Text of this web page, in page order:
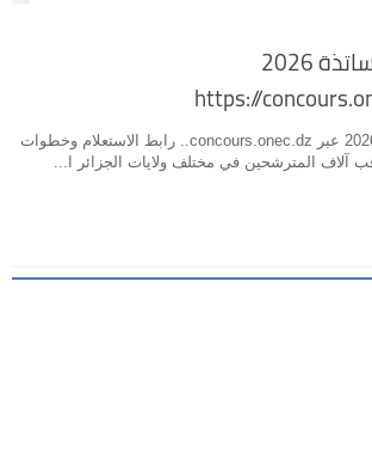
نتائج مسابقة الاساتذة 2026
https://
نتائج مسابقة الأساتذة 2026 عبر concours.onec.dz.. رابط الاستعلام وخطوات
آلاف المترشحين في مختلف ولايات الجزائر ا...